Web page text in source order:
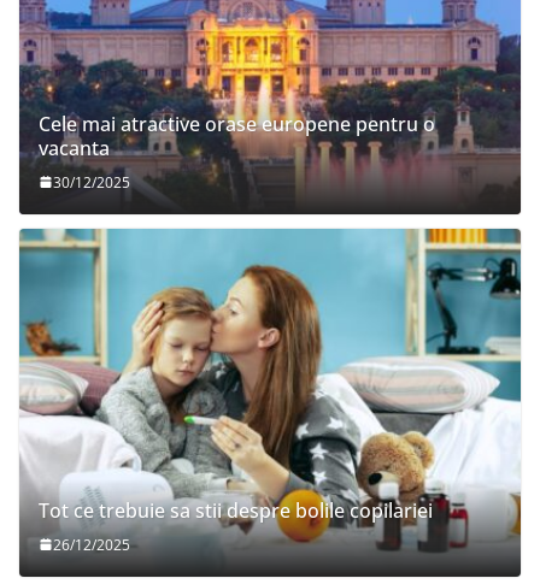
Cele mai atractive orase europene pentru o
vacanta
30/12/2025
Tot ce trebuie sa stii despre bolile copilariei
26/12/2025